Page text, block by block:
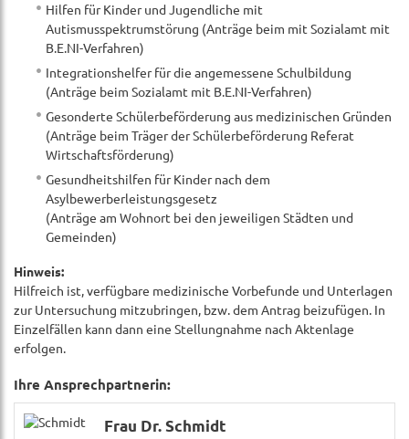
Hilfen für Kinder und Jugendliche mit
Autismusspektrumstörung (Anträge beim mit Sozialamt mit
B.E.NI-Verfahren)
Integrationshelfer für die angemessene Schulbildung
(Anträge beim Sozialamt mit B.E.NI-Verfahren)
Gesonderte Schülerbeförderung aus medizinischen Gründen
(Anträge beim Träger der Schülerbeförderung Referat
Wirtschaftsförderung)
Gesundheitshilfen für Kinder nach dem
Asylbewerberleistungsgesetz
(Anträge am Wohnort bei den jeweiligen Städten und
Gemeinden)
Hinweis:
Hilfreich ist, verfügbare medizinische Vorbefunde und Unterlagen
zur Untersuchung mitzubringen, bzw. dem Antrag beizufügen. In
Einzelfällen kann dann eine Stellungnahme nach Aktenlage
erfolgen.
Ihre Ansprechpartnerin:
Frau Dr. Schmidt